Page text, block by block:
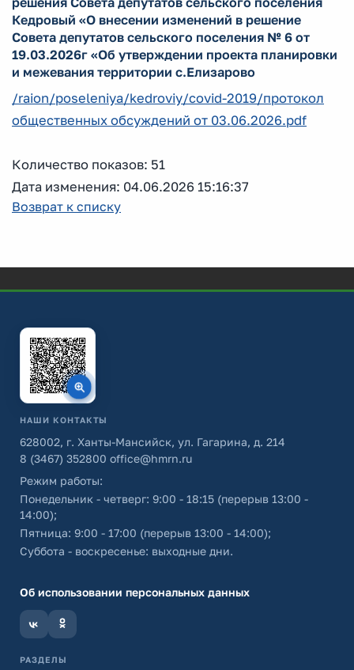
Кедровый «О внесении изменений в решение
Совета депутатов сельского поселения № 6 от
19.03.2026г «Об утверждении проекта планировки
и межевания территории с.Елизарово
/raion/poseleniya/kedroviy/covid-2019/протокол
общественных обсуждений от 03.06.2026.pdf
Количество показов: 51
Дата изменения: 04.06.2026 15:16:37
Возврат к списку
НАШИ КОНТАКТЫ
628002, г. Ханты-Мансийск, ул. Гагарина, д. 214
8 (3467) 352800 office@hmrn.ru
Режим работы:
Понедельник - четверг: 9:00 - 18:15 (перерыв 13:00 -
14:00);
Пятница: 9:00 - 17:00 (перерыв 13:00 - 14:00);
Суббота - воскресенье: выходные дни.
Об использовании персональных данных
РАЗДЕЛЫ